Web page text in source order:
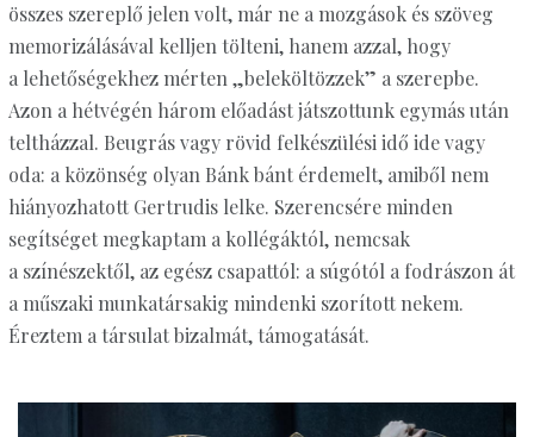
összes szereplő jelen volt, már ne a mozgások és szöveg
memorizálásával kelljen tölteni, hanem azzal, hogy
a lehetőségekhez mérten „beleköltözzek” a szerepbe.
Azon a hétvégén három előadást játszottunk egymás után
teltházzal. Beugrás vagy rövid felkészülési idő ide vagy
oda: a közönség olyan Bánk bánt érdemelt, amiből nem
hiányozhatott Gertrudis lelke. Szerencsére minden
segítséget megkaptam a kollégáktól, nemcsak
a színészektől, az egész csapattól: a súgótól a fodrászon át
a műszaki munkatársakig mindenki szorított nekem.
Éreztem a társulat bizalmát, támogatását.